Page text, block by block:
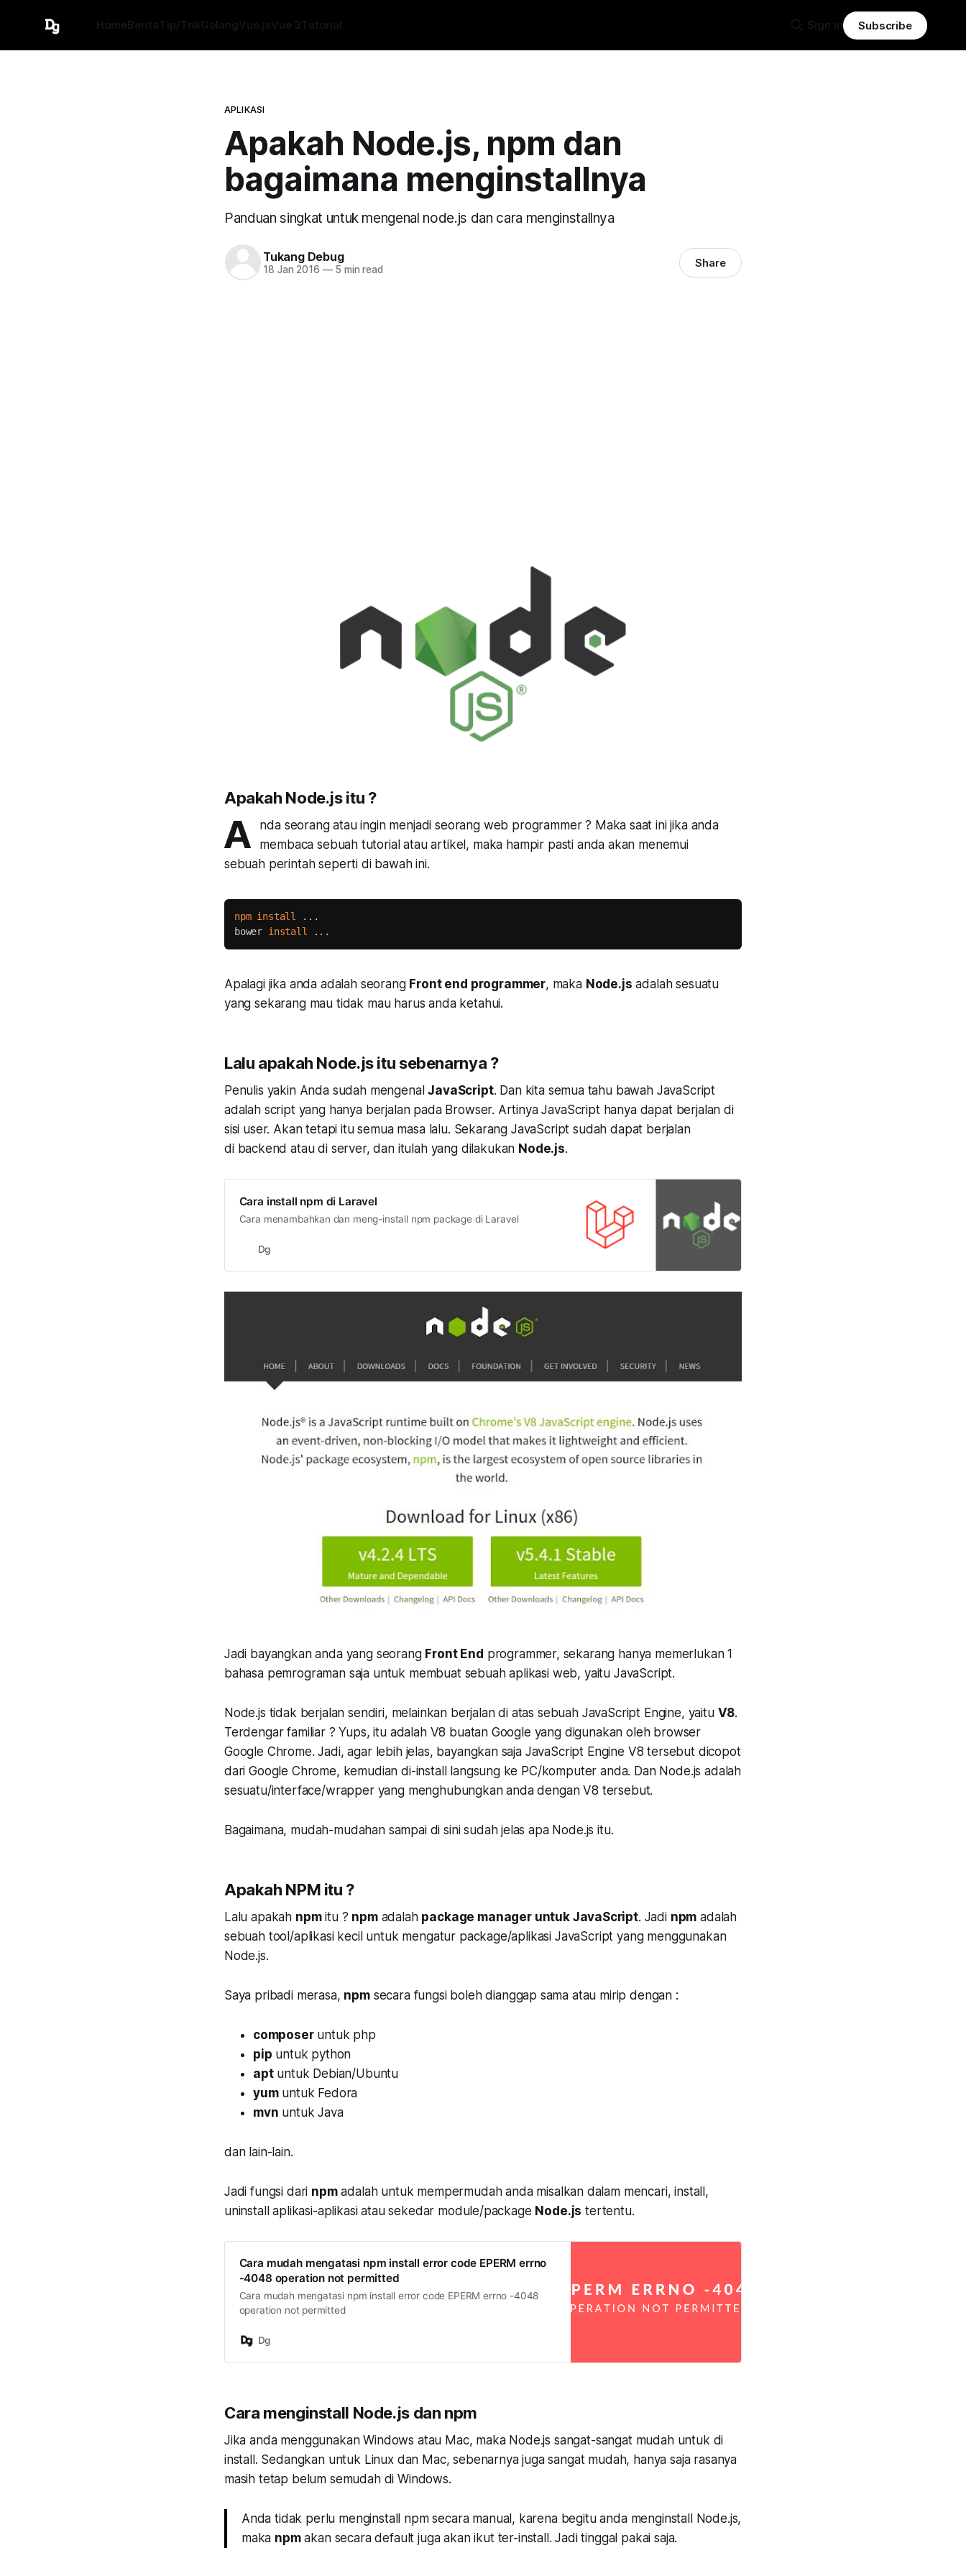
HomeBeritaTip/TrikGolangVue.jsVue 3Tutorial Sign in Subscribe
APLIKASI
Apakah Node.js, npm dan
bagaimana menginstallnya
Panduan singkat untuk mengenal node.js dan cara menginstallnya
Tukang Debug
18 Jan 2016 —5 min read Share
Apakah Node.js itu ?
A
nda seorang atau ingin menjadi seorang web programmer ? Maka saat ini jika anda
membaca sebuah tutorial atau artikel, maka hampir pasti anda akan menemui
sebuah perintahseperti di bawah ini.
npm install .. .
bower install .. .
Apalagi jika anda adalah seorang Front end programmer, maka Node.js adalah sesuatu
yang sekarang mau tidak mau harus anda ketahui.
Lalu apakah Node.js itu sebenarnya ?
Penulis yakin Anda sudah mengenalJavaScript. Dan kita semua tahu bawah JavaScript
adalah script yang hanya berjalan pada Browser. Artinya JavaScript hanya dapat berjalan di
sisi user. Akan tetapi itu semua masa lalu. Sekarang JavaScript sudah dapat berjalan
di backend atau di server, dan itulah yang dilakukan Node.js.
Cara install npm di Laravel
Cara menambahkan dan meng-install npm package di Laravel
Dg
Jadi bayangkan anda yang seorang Front End programmer, sekarang hanya memerlukan 1
bahasa pemrograman saja untuk membuat sebuah aplikasi web, yaitu JavaScript.
Node.js tidak berjalan sendiri, melainkan berjalan di atas sebuah JavaScript Engine, yaitu V8.
Terdengar familiar ? Yups, itu adalah V8 buatan Google yang digunakan oleh browser
Google Chrome. Jadi, agar lebih jelas, bayangkan saja JavaScript Engine V8 tersebut dicopot
dari Google Chrome, kemudian di-install langsung ke PC/komputer anda. Dan Node.js adalah
sesuatu/interface/wrapper yang menghubungkan anda dengan V8 tersebut.
Bagaimana, mudah-mudahan sampai di sini sudah jelas apa Node.js itu.
Apakah NPM itu ?
Lalu apakah npmitu ? npmadalah package manager untuk JavaScript. Jadi npm adalah
sebuah tool/aplikasi kecil untuk mengatur package/aplikasi JavaScript yang menggunakan
Node.js.
Saya pribadi merasa, npmsecara fungsi boleh dianggap sama atau mirip dengan :
composeruntuk php
pip untuk python
aptuntuk Debian/Ubuntu
yumuntuk Fedora
mvn untuk Java
dan lain-lain.
Jadi fungsi dari npmadalah untuk mempermudah anda misalkan dalam mencari, install,
uninstall aplikasi-aplikasi atau sekedar module/package Node.js tertentu.
Cara mudah mengatasi npm install error code EPERM errno
-4048 operation not permitted
Cara mudah mengatasi npm install error code EPERM errno -4048
operation not permitted
Dg
Cara menginstall Node.js dan npm
Jika anda menggunakan Windows atau Mac, maka Node.js sangat-sangat mudah untuk di
install. Sedangkan untuk Linux dan Mac, sebenarnya juga sangat mudah, hanya saja rasanya
masih tetap belum semudah di Windows.
Anda tidak perlu menginstall npm secara manual, karena begitu anda menginstall Node.js,
maka npmakan secara default juga akan ikut ter-install. Jadi tinggal pakai saja.